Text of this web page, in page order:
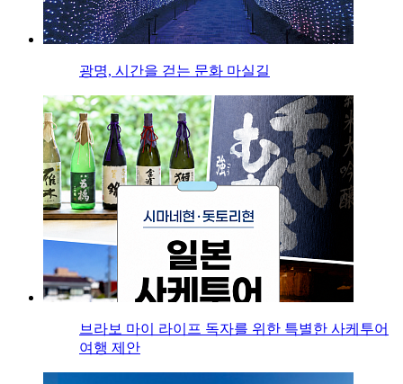
광명, 시간을 걷는 문화 마실길
브라보 마이 라이프 독자를 위한 특별한 사케투어
여행 제안